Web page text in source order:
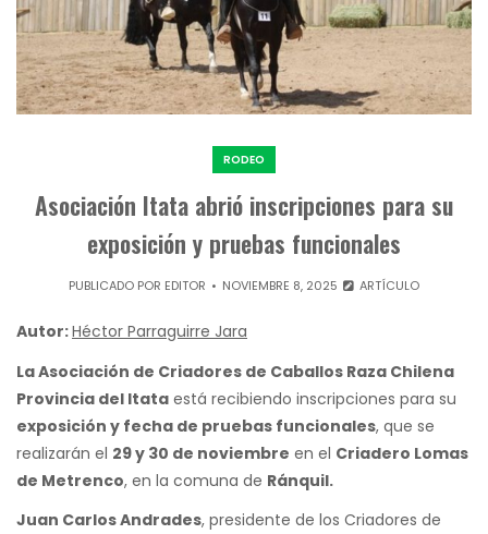
RODEO
Asociación Itata abrió inscripciones para su
exposición y pruebas funcionales
PUBLICADO POR EDITOR NOVIEMBRE 8, 2025 ARTÍCULO
Autor:Héctor Parraguirre Jara
La Asociación de Criadores de Caballos Raza Chilena
Provincia del Itata está recibiendo inscripciones para su
exposición y fecha de pruebas funcionales, que se
realizarán el 29 y 30 de noviembre en el Criadero Lomas
de Metrenco, en la comuna de Ránquil.
Juan Carlos Andrades, presidente de los Criadores de